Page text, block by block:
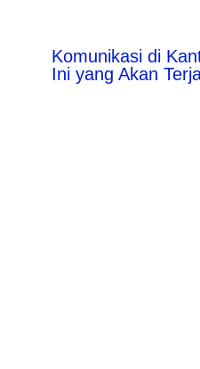
Komunikasi di
Ini yang Akan